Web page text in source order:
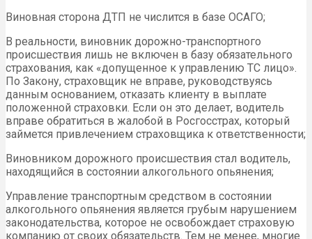
Виновная сторона ДТП не числится в базе ОСАГО;
В реальности, виновник дорожно-транспортного
происшествия лишь не включен в базу обязательного
страхования, как «допущенное к управлению ТС лицо».
По Закону, страховщик не вправе, руководствуясь
данным основанием, отказать клиенту в выплате
положенной страховки. Если он это делает, водитель
вправе обратиться в жалобой в Росгосстрах, который
займется привлечением страховщика к ответственности;
Виновником дорожного происшествия стал водитель,
находящийся в состоянии алкогольного опьянения;
Управление транспортным средством в состоянии
алкогольного опьянения является грубым нарушением
законодательства, которое не освобождает страховую
компанию от своих обязательств. Тем не менее, многие